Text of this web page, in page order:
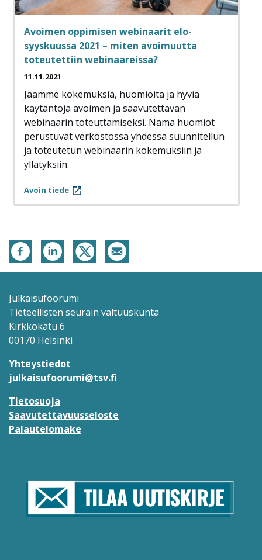
Avoimen oppimisen webinaarit elo-
syyskuussa 2021 – miten avoimuutta
toteutettiin webinaareissa?
11.11.2021
Jaamme kokemuksia, huomioita ja hyviä
käytäntöjä avoimen ja saavutettavan
webinaarin toteuttamiseksi. Nämä huomiot
perustuvat verkostossa yhdessä suunnitellun
ja toteutetun webinaarin kokemuksiin ja
yllätyksiin.
Avoin tiede
Julkaisufoorumi
Tieteellisten seurain valtuuskunta
Kirkkokatu 6
00170 Helsinki
Yhteystiedot
julkaisufoorumi@tsv.fi
Tietosuoja
Saavutettavuusseloste
Palautelomake